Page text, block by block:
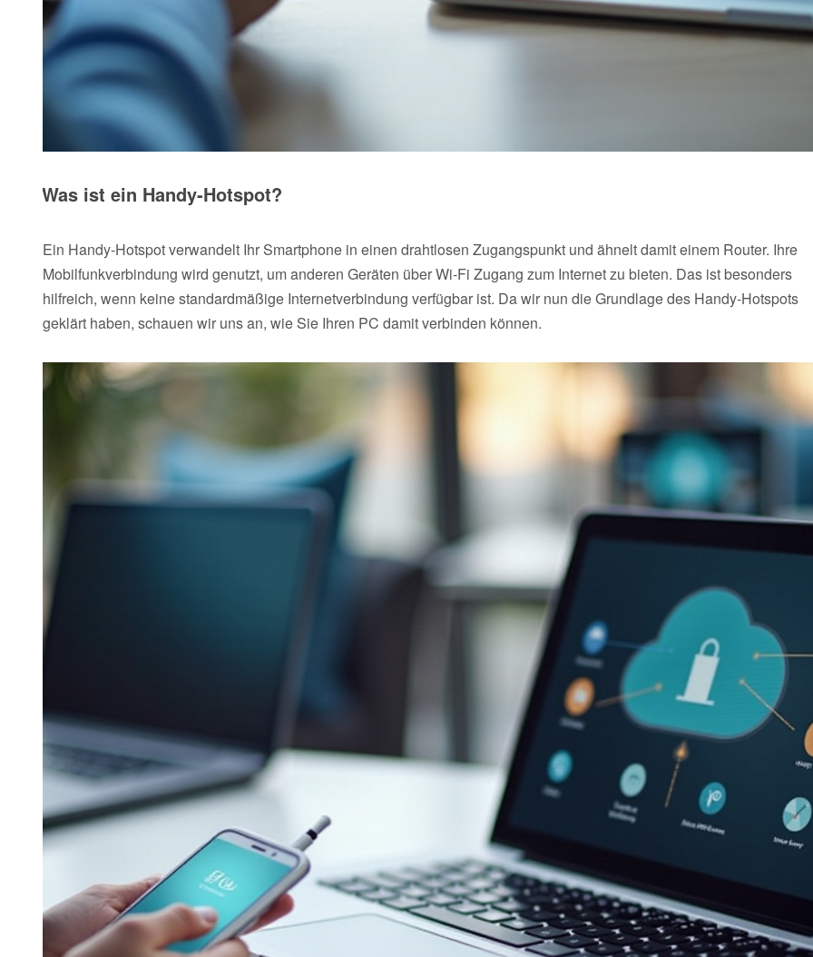
Was ist ein Handy-Hotspot?
Ein Handy-Hotspot verwandelt Ihr Smartphone in einen drahtlosen Zugangspunkt und ähnelt damit einem Router. Ihre
Mobilfunkverbindung wird genutzt, um anderen Geräten über Wi-Fi Zugang zum Internet zu bieten. Das ist besonders
hilfreich, wenn keine standardmäßige Internetverbindung verfügbar ist. Da wir nun die Grundlage des Handy-Hotspots
geklärt haben, schauen wir uns an, wie Sie Ihren PC damit verbinden können.